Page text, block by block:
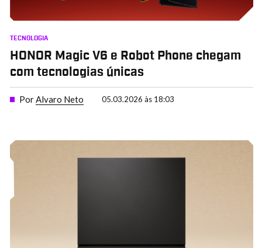
TECNOLOGIA
HONOR Magic V6 e Robot Phone chegam
com tecnologias únicas
PorAlvaro Neto 05.03.2026 às 18:03